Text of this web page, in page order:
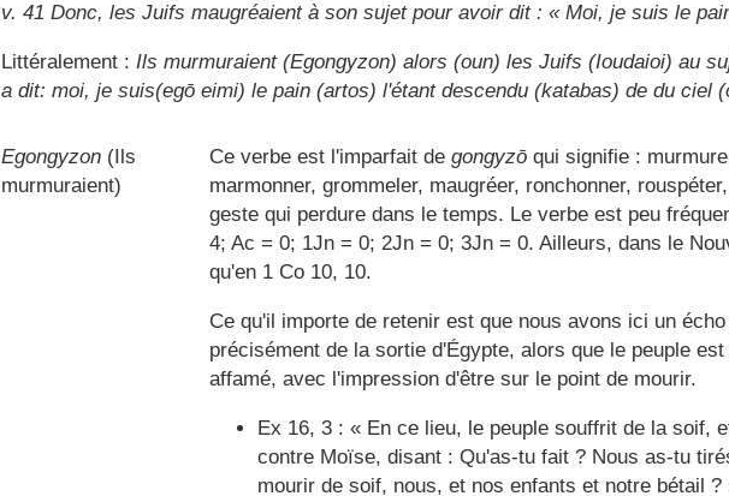
v. 41 Donc, les Juifs maugréaient à son sujet pour avoir dit : « Moi, je suis le
Littéralement : Ils murmuraient (Egongyzon) alors (oun) les Juifs (Ioudaioi) au
a dit: moi, je suis(egō eimi) le pain (artos) l'étant descendu (katabas) de du ciel
Egongyzon (Ils
murmuraient)
Ce verbe est l'imparfait de gongyzō qui signifie :
marmonner, grommeler, maugréer, ronchonner,
geste qui perdure dans le temps. Le verbe est peu
4; Ac = 0; 1Jn = 0; 2Jn = 0; 3Jn = 0. Ailleurs, dans le
qu'en 1 Co 10, 10.
Ce qu'il importe de retenir est que nous avons ici un
précisément de la sortie d'Égypte, alors que le peuple
affamé, avec l'impression d'être sur le point de mourir.
Ex 16, 3 : « En ce lieu, le peuple souffrit de la soif,
contre Moïse, disant : Qu'as-tu fait ? Nous as-tu
mourir de soif, nous, et nos enfants et notre bétail ?